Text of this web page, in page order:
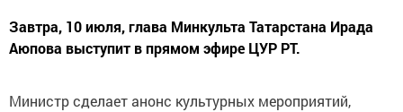
Завтра, 10 июля, глава Минкульта Татарстана Ирада
Аюпова выступит в прямом эфире ЦУР РТ.
Министр сделает анонс культурных мероприятий,